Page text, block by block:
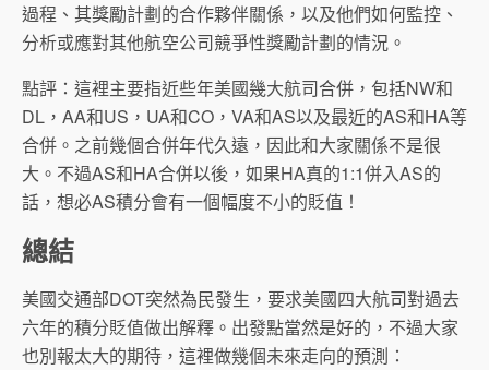
過程、其獎勵計劃的合作夥伴關係，以及他們如何監控、
分析或應對其他航空公司競爭性獎勵計劃的情況。
點評：這裡主要指近些年美國幾大航司合併，包括NW和
DL，AA和US，UA和CO，VA和AS以及最近的AS和HA等
合併。之前幾個合併年代久遠，因此和大家關係不是很
大。不過AS和HA合併以後，如果HA真的1:1併入AS的
話，想必AS積分會有一個幅度不小的貶值！
總結
美國交通部DOT突然為民發生，要求美國四大航司對過去
六年的積分貶值做出解釋。出發點當然是好的，不過大家
也別報太大的期待，這裡做幾個未來走向的預測：